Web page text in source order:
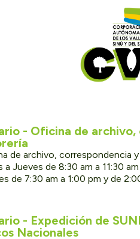
- Oficina de
de archivo, correspondencia
a Jueves de 8:30 am a 11:30
de 7:30 am a 1:00 pm y de
- Expedición de
Nacionales